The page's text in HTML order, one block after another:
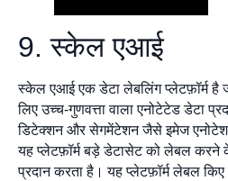
9. स्केल एआई
स्केल एआई एक डेटा लेबलिंग प्लेटफ़ॉर्म है
लिए उच्च-गुणवत्ता वाला एनोटेटेड डेटा
डिटेक्शन और सेगमेंटेशन जैसे इमेज एनोटेशन
यह प्लेटफ़ॉर्म बड़े डेटासेट को लेबल करने
प्रदान करता है। यह प्लेटफ़ॉर्म लेबल